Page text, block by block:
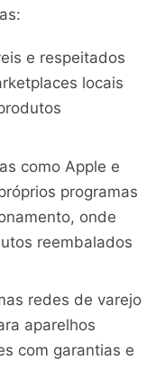
e respeitados
locais
como Apple e
programas
onde
reembalados
redes de varejo
aparelhos
com garantias e